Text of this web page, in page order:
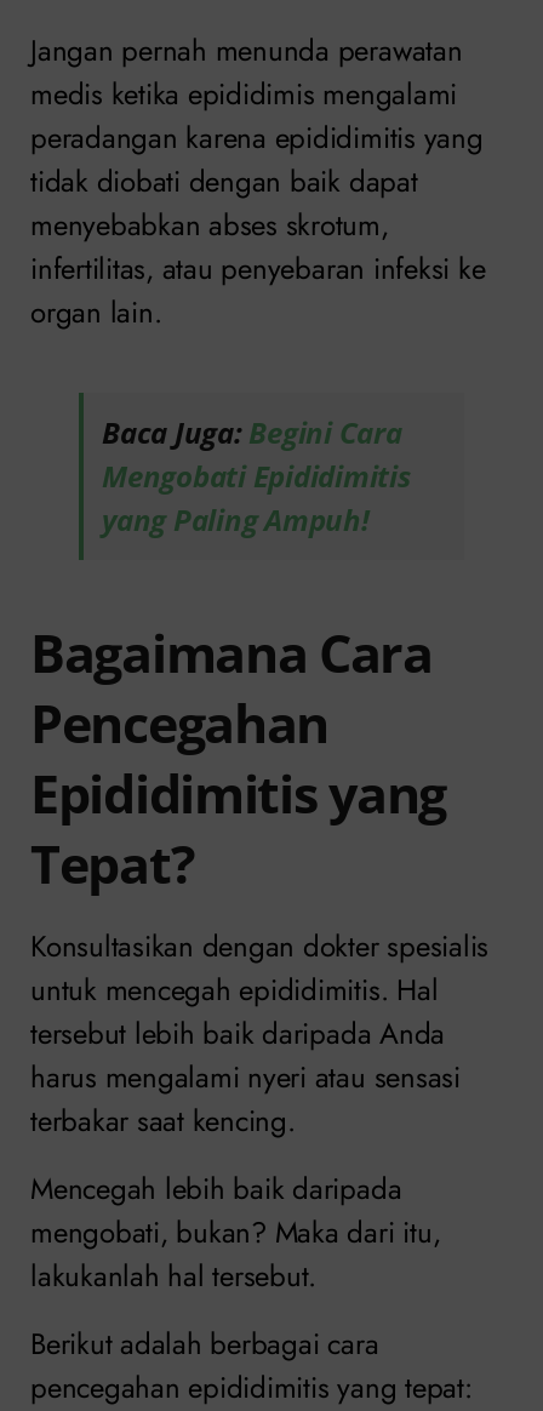
Jangan pernah menunda perawatan
medis ketika epididimis mengalami
peradangan karena epididimitis yang
tidak diobati dengan baik dapat
menyebabkan abses skrotum,
infertilitas, atau penyebaran infeksi ke
organ lain.
Baca Juga:Begini Cara
Mengobati Epididimitis
yang Paling Ampuh!
Bagaimana Cara
Pencegahan
Epididimitis yang
Tepat?
Konsultasikan dengan dokter spesialis
untuk mencegah epididimitis. Hal
tersebut lebih baik daripada Anda
harus mengalami nyeri atau sensasi
terbakar saat kencing.
Mencegah lebih baik daripada
mengobati, bukan? Maka dari itu,
lakukanlah hal tersebut.
Berikut adalah berbagai cara
pencegahan epididimitis yang tepat: